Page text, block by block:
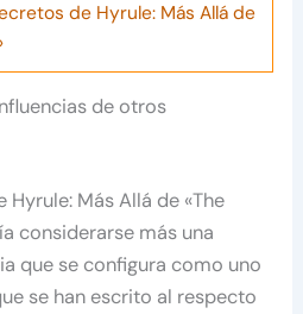
de Hyrule: Más Allá de
de otros
Más Allá de «The
considerarse más una
que se configura como uno
se han escrito al respecto